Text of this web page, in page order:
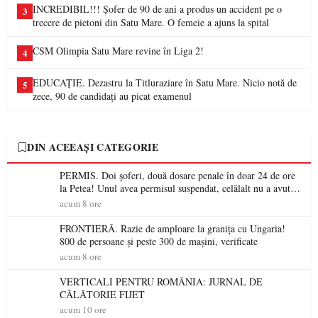
3 INCREDIBIL!!! Șofer de 90 de ani a produs un accident pe o
trecere de pietoni din Satu Mare. O femeie a ajuns la spital
4 CSM Olimpia Satu Mare revine în Liga 2!
5 EDUCAȚIE. Dezastru la Titluraziare în Satu Mare. Nicio notă de
zece, 90 de candidați au picat examenul
DIN ACEEAȘI CATEGORIE
PERMIS. Doi șoferi, două dosare penale în doar 24 de ore
la Petea! Unul avea permisul suspendat, celălalt nu a avut
niciodată permis
acum 8 ore
FRONTIERĂ. Razie de amploare la granița cu Ungaria!
800 de persoane și peste 300 de mașini, verificate
acum 8 ore
VERTICALI PENTRU ROMÂNIA: JURNAL DE
CĂLĂTORIE FIJET
acum 10 ore